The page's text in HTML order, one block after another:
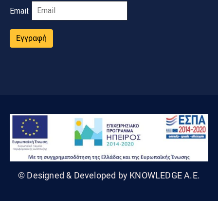
Email:
Εγγραφή
© Designed & Developed by KNOWLEDGE A.E.